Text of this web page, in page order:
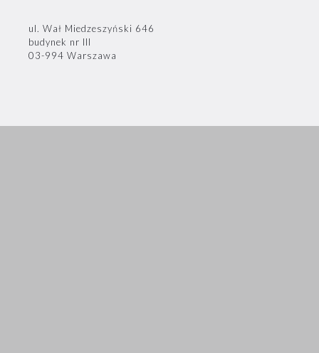
ul. Wał Miedzeszyński 646
budynek nr III
03-994 Warszawa